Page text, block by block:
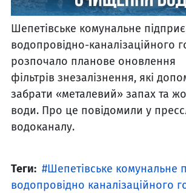
Шепетівське комунальне
водопровідно-каналізаційного
розпочало планове оновлення
фільтрів знезалізнення, які
забрати «металевий» запах та
води. Про це повідомили у
водоканалу.
Теги:
Шепетівське комунальне
водопровідно каналізаційного